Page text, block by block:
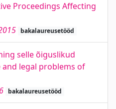
Proceedings Affecting
bakalaureusetööd
selle õiguslikud
legal problems of
bakalaureusetööd